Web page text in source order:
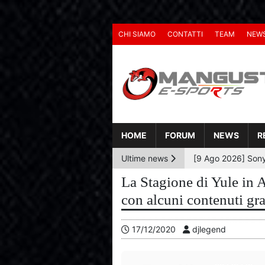
CHI SIAMO CONTATTI TEAM
HOME FORUM NEWS
Ultime news
La Stagione di Yule in
con alcuni contenuti
17/12/2020 djlegend